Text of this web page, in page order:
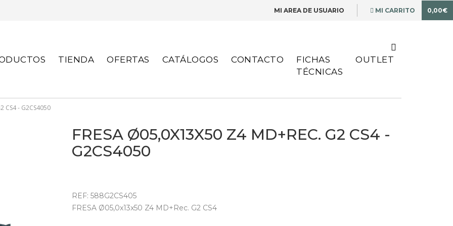
MI CARRITO 0,00€
MI AREA DE USUARIO
TIENDA OFERTAS CATÁLOGOS CONTACTO
FICHAS
TÉCNICAS
OUTLET
CS4 - G2CS4050
FRESA Ø05,0X13X50 Z4 MD+REC. G2 CS4 -
G2CS4050
REF: 588G2CS405
FRESA Ø05,0x13x50 Z4 MD+Rec. G2 CS4